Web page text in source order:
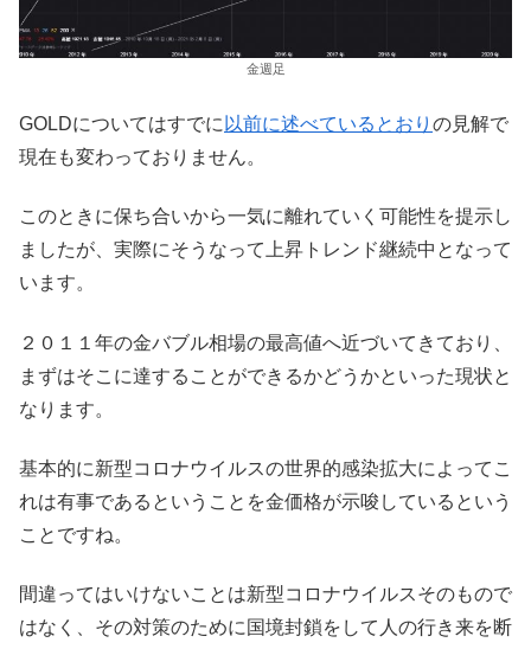
金週足
GOLDについてはすでに 以前に述べているとおり の見解で
現在も変わっておりません。
このときに保ち合いから一気に離れていく可能性を提示し
ましたが、実際にそうなって上昇トレンド継続中となって
います。
２０１１年の金バブル相場の最高値へ近づいてきており、
まずはそこに達することができるかどうかといった現状と
なります。
基本的に新型コロナウイルスの世界的感染拡大によってこ
れは有事であるということを金価格が示唆しているという
ことですね。
間違ってはいけないことは新型コロナウイルスそのもので
はなく、その対策のために国境封鎖をして人の行き来を断